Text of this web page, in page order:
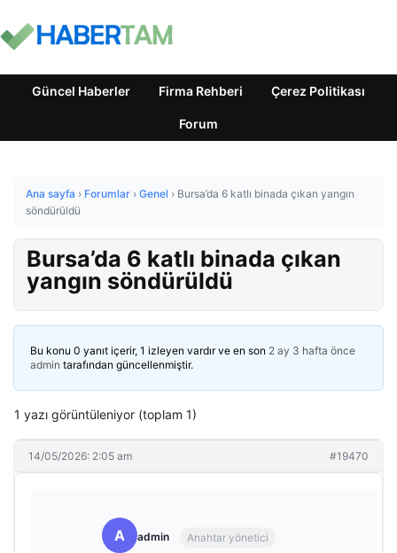
Güncel Haberler Firma Rehberi Çerez Politikası
Forum
Ana sayfa › Forumlar › Genel › Bursa’da 6 katlı binada çıkan yangın
söndürüldü
Bursa’da 6 katlı binada çıkan
yangın söndürüldü
Bu konu 0 yanıt içerir, 1 izleyen vardır ve en son 2 ay 3 hafta önce
admin tarafından güncellenmiştir.
1 yazı görüntüleniyor (toplam 1)
14/05/2026: 2:05 am #19470
A admin Anahtar yönetici